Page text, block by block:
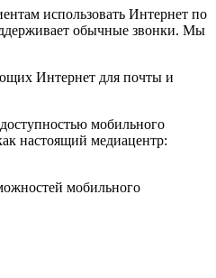
использовать Интернет по
обычные звонки. Мы
Интернет для почты и
мобильного
настоящий медиацентр:
мобильного